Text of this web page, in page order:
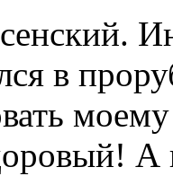
в
А